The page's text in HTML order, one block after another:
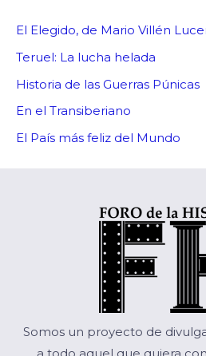
El Elegido, de Mario Villén
Teruel: La lucha helada
Historia de las Guerras Púnicas
En el Transiberiano
El País más feliz del Mundo
Somos un proyecto de
a todo aquel que quiera